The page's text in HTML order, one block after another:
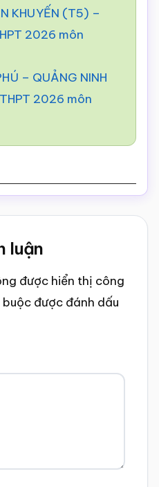
KHUYẾN (T5) –
2026 môn
– QUẢNG NINH
2026 môn
luận
được hiển thị công
được đánh dấu